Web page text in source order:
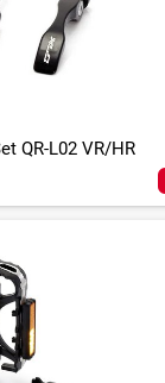
QR-L02 VR/HR